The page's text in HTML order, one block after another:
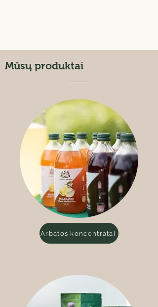
Mūsų produktai
Arbatos koncentratai